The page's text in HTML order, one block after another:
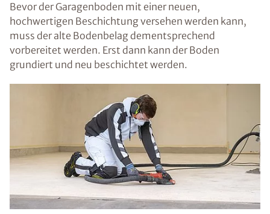
Bevor der Garagenboden mit einer neuen,
hochwertigen Beschichtung versehen werden kann,
muss der alte Bodenbelag dementsprechend
vorbereitet werden. Erst dann kann der Boden
grundiert und neu beschichtet werden.